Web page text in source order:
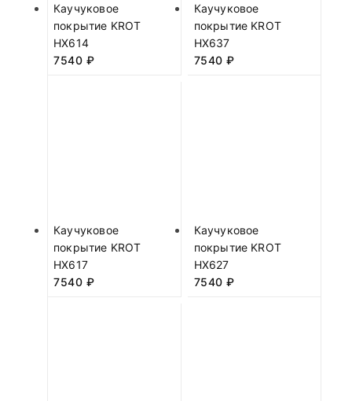
Каучуковое
покрытие KROT
HX614
7540 ₽
Каучуковое
покрытие KROT
HX637
7540 ₽
Каучуковое
покрытие KROT
HX617
7540 ₽
Каучуковое
покрытие KROT
HX627
7540 ₽